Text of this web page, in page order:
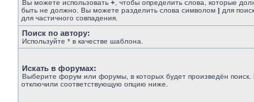
Вы можете использовать + , чтобы определить слова, которые
быть не должно. Вы можете разделить слова символом | для
для частичного совпадения.
Поиск по автору:
Используйте * в качестве шаблона.
Искать в форумах:
Выберите форум или форумы, в которых будет произведён поиск.
отключили соответствующую опцию ниже.